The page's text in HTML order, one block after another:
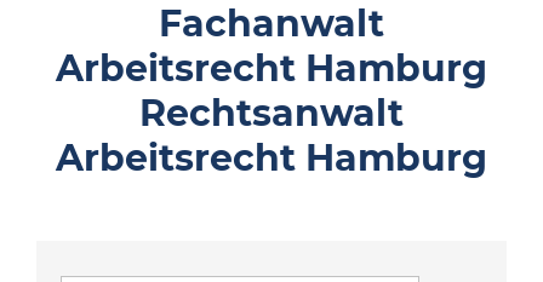
Fachanwalt
Arbeitsrecht Hamburg
Rechtsanwalt
Arbeitsrecht Hamburg